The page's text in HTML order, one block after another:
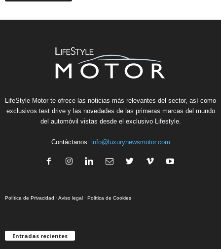
LifeStyle Motor te ofrece las noticias más relevantes del sector, así como
exclusivos test drive y las novedades de las primeras marcas del mundo
del automóvil vistas desde el exclusivo Lifestyle.
Contáctanos: info@luxurynewsmotor.com
Política de Privacidad ·Aviso legal · Política de Cookies
Entradas recientes